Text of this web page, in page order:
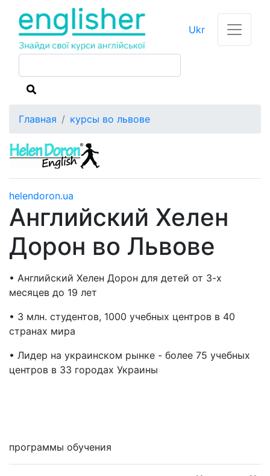
Ukr
Главная курсы во львове
helendoron.ua
Английский Хелен
Дорон во Львове
• Английский Хелен Дорон для детей от 3-х
месяцев до 19 лет
• 3 млн. студентов, 1000 учебных центров в 40
странах мира
• Лидер на украинском рынке - более 75 учебных
центров в 33 городах Украины
программы обучения